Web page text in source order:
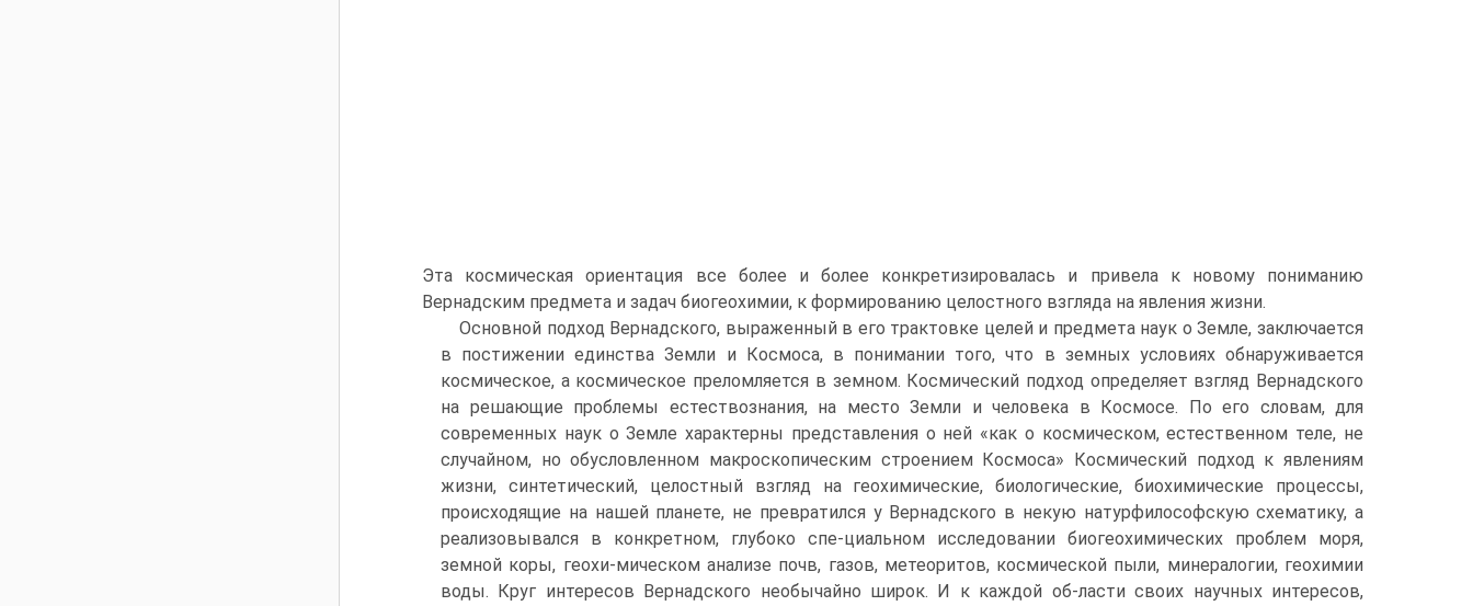
Эта космическая ориентация все более и более конкретизировалась и привела к новому пониманию
Вернадским предмета и задач биогеохимии, к формированию целостного взгляда на явления жизни.
Основной подход Вернадского, выраженный в его трактовке целей и предмета наук о Земле, заключается
в постижении единства Земли и Космоса, в понимании того, что в земных условиях обнаруживается
космическое, а космическое преломляется в земном. Космический подход определяет взгляд Вернадского
на решающие проблемы естествознания, на место Земли и человека в Космосе. По его словам, для
современных наук о Земле характерны представления о ней «как о космическом, естественном теле, не
случайном, но обусловленном макроскопическим строением Космоса» Космический подход к явлениям
жизни, синтетический, целостный взгляд на геохимические, биологические, биохимические процессы,
происходящие на нашей планете, не превратился у Вернадского в некую натурфилософскую схематику, а
реализовывался в конкретном, глубоко спе-циальном исследовании биогеохимических проблем моря,
земной коры, геохи-мическом анализе почв, газов, метеоритов, космической пыли, минералогии, геохимии
воды. Круг интересов Вернадского необычайно широк. И к каждой об-ласти своих научных интересов,